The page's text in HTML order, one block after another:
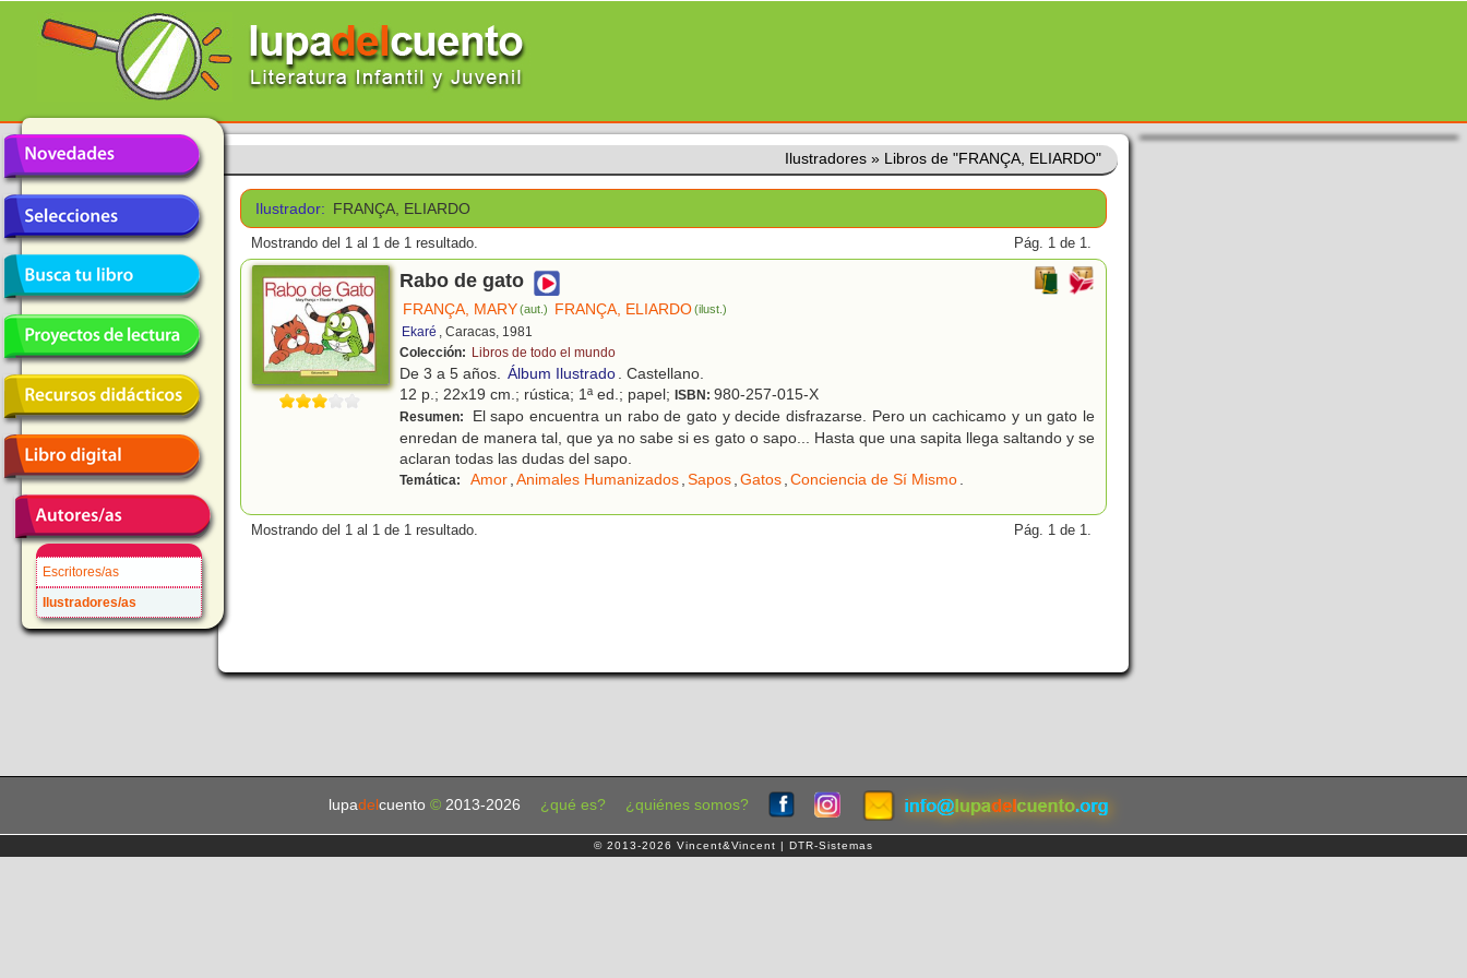
Escritores/as
Ilustradores/as
Ilustradores » Libros de "FRANÇA, ELIARDO"
Ilustrador: FRANÇA, ELIARDO
Mostrando del 1 al 1 de 1 resultado. Pág. 1 de 1.
Rabo de gato
FRANÇA, MARY(aut.) FRANÇA, ELIARDO(ilust.)
Ekaré , Caracas, 1981
Colección: Libros de todo el mundo
De 3 a 5 años. Álbum Ilustrado. Castellano.
12 p.; 22x19 cm.; rústica; 1ª ed.; papel; ISBN: 980-257-015-X
Resumen:
El sapo encuentra un rabo de gato y decide disfrazarse. Pero un cachicamo y un gato le
enredan de manera tal, que ya no sabe si es gato o sapo... Hasta que una sapita llega saltando y se
aclaran todas las dudas del sapo.
Temática: Amor,Animales Humanizados,Sapos,Gatos,Conciencia de Sí Mismo.
Mostrando del 1 al 1 de 1 resultado. Pág. 1 de 1.
lupadel cuento © 2013-2026 ¿qué es? ¿quiénes somos?
© 2013-2026 Vincent&Vincent | DTR-Sistemas